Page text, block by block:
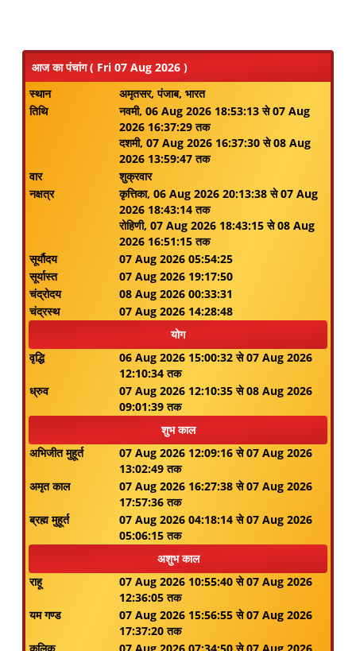
आज का पंचांग ( Fri 07 Aug 2026 )
स्थान
अमृतसर, पंजाब, भारत
तिथि
नवमी, 06 Aug 2026 18:53:13 से 07 Aug
2026 16:37:29 तक
दशमी, 07 Aug 2026 16:37:30 से 08 Aug
2026 13:59:47 तक
वार
शुक्रवार
नक्षत्र
कृत्तिका, 06 Aug 2026 20:13:38 से 07 Aug
2026 18:43:14 तक
रोहिणी, 07 Aug 2026 18:43:15 से 08 Aug
2026 16:51:15 तक
सूर्यौदय
07 Aug 2026 05:54:25
सूर्यास्त
07 Aug 2026 19:17:50
चंद्रोदय
08 Aug 2026 00:33:31
चंद्रस्थ
07 Aug 2026 14:28:48
योग
वृद्धि
06 Aug 2026 15:00:32 से 07 Aug 2026
12:10:34 तक
ध्रुव
07 Aug 2026 12:10:35 से 08 Aug 2026
09:01:39 तक
शुभ काल
अभिजीत मुहूर्त
07 Aug 2026 12:09:16 से 07 Aug 2026
13:02:49 तक
अमृत काल
07 Aug 2026 16:27:38 से 07 Aug 2026
17:57:36 तक
ब्रह्म मुहूर्त
07 Aug 2026 04:18:14 से 07 Aug 2026
05:06:15 तक
अशुभ काल
राहू
07 Aug 2026 10:55:40 से 07 Aug 2026
12:36:05 तक
यम गण्ड
07 Aug 2026 15:56:55 से 07 Aug 2026
17:37:20 तक